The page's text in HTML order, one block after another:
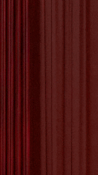
Het
in de
Cultuurcentra
landschap
kunst, muziek,
expressie te
voor zowel
hun talent te
Naast het
cultuurcentra bij
van de
verbondenheid
verschillende